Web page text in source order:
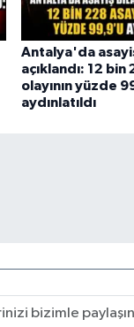
Antalya'da
açıklandı: 12 bin
olayının yüzde
aydınlatıldı